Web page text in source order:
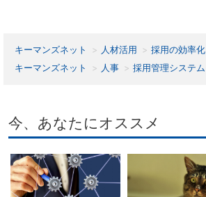
キーマンズネット 人材活用 採用の効率化
キーマンズネット
人事 採用管理システム